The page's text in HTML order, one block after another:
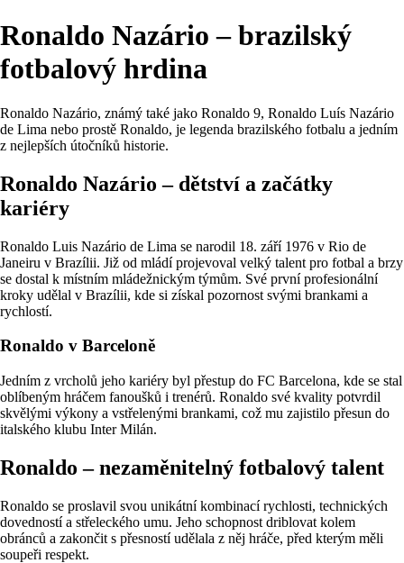
Ronaldo Nazário – brazilský
fotbalový hrdina
Ronaldo Nazário, známý také jako Ronaldo 9, Ronaldo Luís Nazário
de Lima nebo prostě Ronaldo, je legenda brazilského fotbalu a jedním
z nejlepších útočníků historie.
Ronaldo Nazário – dětství a začátky
kariéry
Ronaldo Luis Nazário de Lima se narodil 18. září 1976 v Rio de
Janeiru v Brazílii. Již od mládí projevoval velký talent pro fotbal a brzy
se dostal k místním mládežnickým týmům. Své první profesionální
kroky udělal v Brazílii, kde si získal pozornost svými brankami a
rychlostí.
Ronaldo v Barceloně
Jedním z vrcholů jeho kariéry byl přestup do FC Barcelona, kde se stal
oblíbeným hráčem fanoušků i trenérů. Ronaldo své kvality potvrdil
skvělými výkony a vstřelenými brankami, což mu zajistilo přesun do
italského klubu Inter Milán.
Ronaldo – nezaměnitelný fotbalový talent
Ronaldo se proslavil svou unikátní kombinací rychlosti, technických
dovedností a střeleckého umu. Jeho schopnost driblovat kolem
obránců a zakončit s přesností udělala z něj hráče, před kterým měli
soupeři respekt.